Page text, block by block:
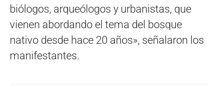
biólogos, arqueólogos y urbanistas, que
vienen abordando el tema del bosque
nativo desde hace 20 años», señalaron los
manifestantes.